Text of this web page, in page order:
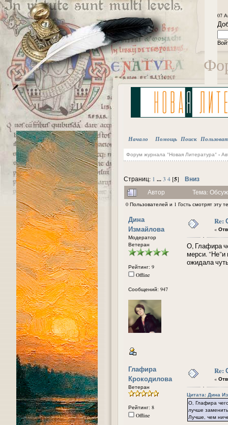
07
Начало Помощь Поиск
Форум журнала "Новая Литература"-
Страниц: 1 ... 3 4 [5] Вниз
Автор Тема:
0 Пользователей и 1 Гость смотрят эту
Дина
Измайлова
Модератор
Ветеран
Рейтинг: 9
Offline
Сообщений: 947
Re:
«
О, Глафира
мерси. "Не"и
ожидала
Глафира
Крокодилова
Ветеран
Рейтинг: 8
Offline
Re:
«
Цитата: Дина
О, Глафира
лучше
Лучше, чем